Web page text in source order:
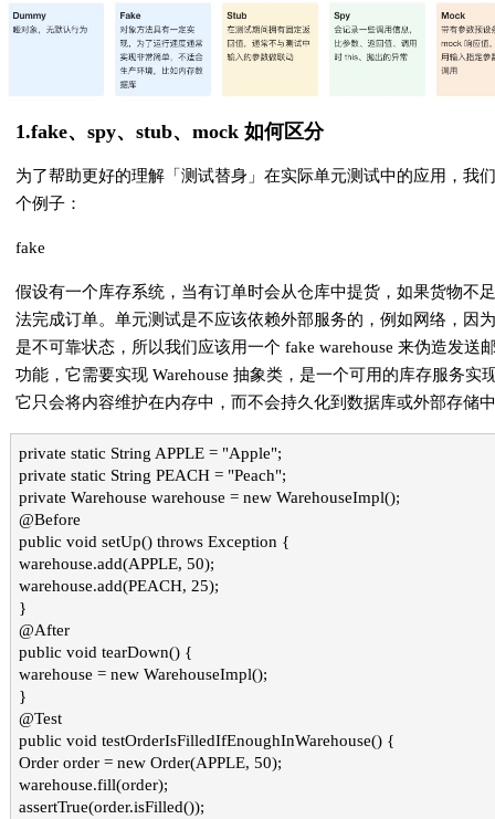
1.fake、spy、stub、mock 如何区分
为了帮助更好的理解「测试替身」在实际单元测试中的应用，我
个例子：
fake
假设有一个库存系统，当有订单时会从仓库中提货，如果货物不
法完成订单。单元测试是不应该依赖外部服务的，例如网络，因
是不可靠状态，所以我们应该用一个 fake warehouse 来伪造发送
功能，它需要实现 Warehouse 抽象类，是一个可用的库存服务实
它只会将内容维护在内存中，而不会持久化到数据库或外部存储
private static String APPLE = "Apple";
private static String PEACH = "Peach";
private Warehouse warehouse = new WarehouseImpl();
@Before
public void setUp() throws Exception {
warehouse.add(APPLE, 50);
warehouse.add(PEACH, 25);
}
@After
public void tearDown() {
warehouse = new WarehouseImpl();
}
@Test
public void testOrderIsFilledIfEnoughInWarehouse() {
Order order = new Order(APPLE, 50);
warehouse.fill(order);
assertTrue(order.isFilled());